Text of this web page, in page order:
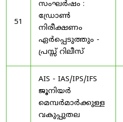
51
സംഘർഷം :
ഡ്രോൺ
നിരീക്ഷണം
ഏർപ്പെടുത്തും -
പ്രസ്സ് റിലീസ്
AIS - IAS/IPS/IFS
ജൂനിയർ
മെമ്പർമാർക്കുള്ള
വകുപ്പുതല